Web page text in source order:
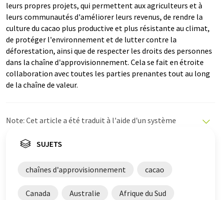
leurs propres projets, qui permettent aux agriculteurs et à
leurs communautés d'améliorer leurs revenus, de rendre la
culture du cacao plus productive et plus résistante au climat,
de protéger l'environnement et de lutter contre la
déforestation, ainsi que de respecter les droits des personnes
dans la chaîne d'approvisionnement. Cela se fait en étroite
collaboration avec toutes les parties prenantes tout au long
de la chaîne de valeur.
Note: Cet article a été traduit à l'aide d'un système
propose ces traductions automatiques pour présenter
été traduit avec traduction automatique, il est possible
qu'il contienne des erreurs de vocabulaire, de syntaxe ou
de grammaire. L'article original dans Allemand peut
SUJETS
chaînes d'approvisionnement cacao
Canada Australie Afrique du Sud